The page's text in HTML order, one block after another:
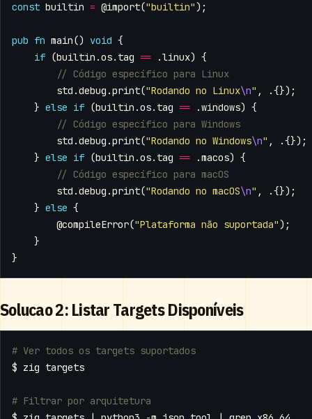
const builtin = @import("builtin" );
pub fn main() void {
if (builtin .os. tag == .linux) {
std .debug .print("Rodando no Linux\n" ,
.{});
} else if (builtin .os. tag == .windows) {
std .debug .print("Rodando no Windows\n" ,
.{});
} else if (builtin .os. tag == .macos) {
std .debug .print("Rodando no macOS\n" ,
.{});
} else {
@compileError("Plataforma não suportada" );
}
}
Solucao 2: Listar Targets Disponíveis
# Ver todos os targets suportados
# Filtrar por arquitetura